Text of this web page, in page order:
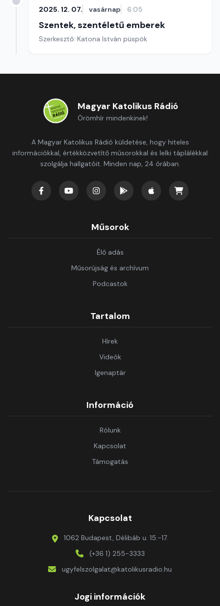
2025. 12. 07. vasárnap 6:05
Szentek, szentéletű emberek
Szerkesztő: Katona István püspök
Magyar Katolikus Rádió
Örömhír mindenkinek!
A Magyar Katolikus Rádió küldetése, hogy hiteles
információkkal, értékközvetítő műsorokkal és lelki táplálékkal
szolgálja hallgatóit. Minden nap, 24 órában.
Műsorok
Élő adás
Műsorújság és archívum
Podcastok
Tartalom
Hírek
Videók
Igenaptár
Információ
Rólunk
Kapcsolat
Támogatás
Kapcsolat
1062 Budapest, Délibáb u. 15.-17.
(+36 1) 255-3333
ugyfelszolgalat@katolikusradio.hu
Jogi információk